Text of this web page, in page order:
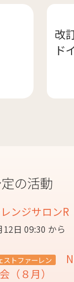
改
ド
の活動
ンジサロンR
日 09:30 から
ストファーレン
（８月）